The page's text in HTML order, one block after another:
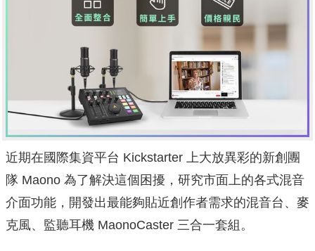
近期在國際集資平台 Kickstarter 上大放異彩的新創團
隊 Maono 為了解決這個困擾，研究市面上的各式混音
介面功能，開發出最能夠貼近創作者需求的混音台、麥
克風、監聽耳機 MaonoCaster 三合一套組。